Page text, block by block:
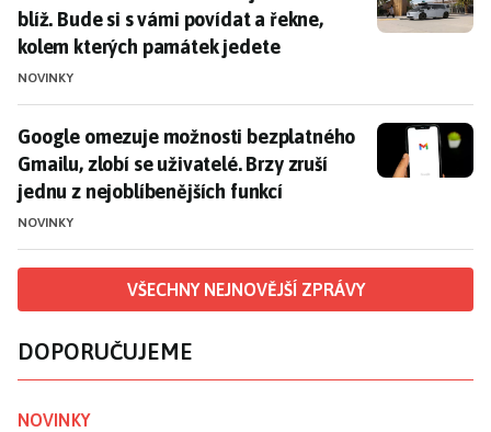
blíž. Bude si s vámi povídat a řekne,
kolem kterých památek jedete
NOVINKY
Google omezuje možnosti bezplatného Gmailu,
Google omezuje možnosti bezplatného
Gmailu, zlobí se uživatelé. Brzy zruší
jednu z nejoblíbenějších funkcí
NOVINKY
VŠECHNY NEJNOVĚJŠÍ ZPRÁVY
DOPORUČUJEME
NOVINKY